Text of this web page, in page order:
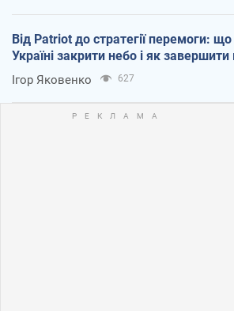
Від Patriot до стратегії перемоги:
Україні закрити небо і як завершити
Ігор Яковенко 627